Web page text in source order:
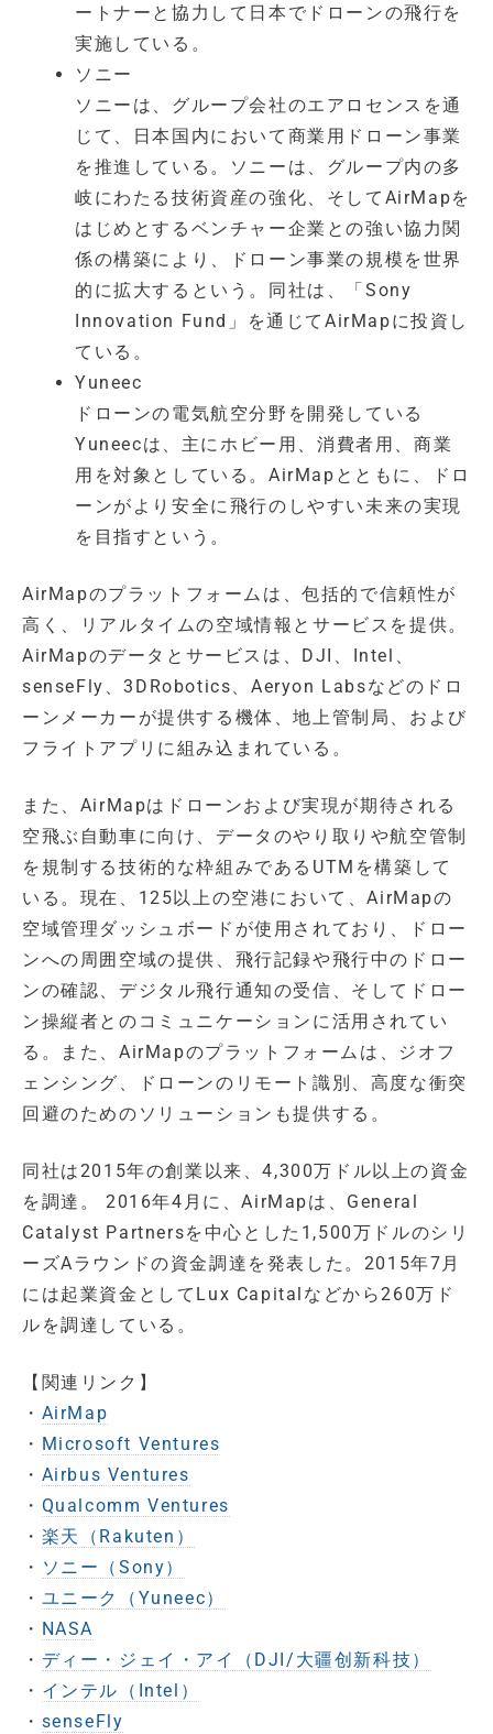
ートナーと協力して日本でドローンの飛行を
実施している。
ソニー
ソニーは、グループ会社のエアロセンスを通
じて、日本国内において商業用ドローン事業
を推進している。ソニーは、グループ内の多
岐にわたる技術資産の強化、そしてAirMapを
はじめとするベンチャー企業との強い協力関
係の構築により、ドローン事業の規模を世界
的に拡大するという。同社は、「Sony
Innovation Fund」を通じてAirMapに投資し
ている。
Yuneec
ドローンの電気航空分野を開発している
Yuneecは、主にホビー用、消費者用、商業
用を対象としている。AirMapとともに、ドロ
ーンがより安全に飛行のしやすい未来の実現
を目指すという。
AirMapのプラットフォームは、包括的で信頼性が
高く、リアルタイムの空域情報とサービスを提供。
AirMapのデータとサービスは、DJI、Intel、
senseFly、3DRobotics、Aeryon Labsなどのドロ
ーンメーカーが提供する機体、地上管制局、および
フライトアプリに組み込まれている。
また、AirMapはドローンおよび実現が期待される
空飛ぶ自動車に向け、データのやり取りや航空管制
を規制する技術的な枠組みであるUTMを構築して
いる。現在、125以上の空港において、AirMapの
空域管理ダッシュボードが使用されており、ドロー
ンへの周囲空域の提供、飛行記録や飛行中のドロー
ンの確認、デジタル飛行通知の受信、そしてドロー
ン操縦者とのコミュニケーションに活用されてい
る。また、AirMapのプラットフォームは、ジオフ
ェンシング、ドローンのリモート識別、高度な衝突
回避のためのソリューションも提供する。
同社は2015年の創業以来、4,300万ドル以上の資金
を調達。 2016年4月に、AirMapは、General
Catalyst Partnersを中心とした1,500万ドルのシリ
ーズAラウンドの資金調達を発表した。2015年7月
には起業資金としてLux Capitalなどから260万ド
ルを調達している。
【関連リンク】
・ AirMap
・ Microsoft Ventures
・ Airbus Ventures
・ Qualcomm Ventures
・ 楽天（Rakuten）
・ ソニー（Sony）
・ ユニーク（Yuneec）
・ NASA
・ ディー・ジェイ・アイ（DJI/大疆创新科技）
・ インテル（Intel）
・ senseFly